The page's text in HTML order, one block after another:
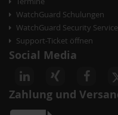
WatchGuard Schulungen
WatchGuard Security
Support-Ticket öffnen
Social Media
Zahlung und